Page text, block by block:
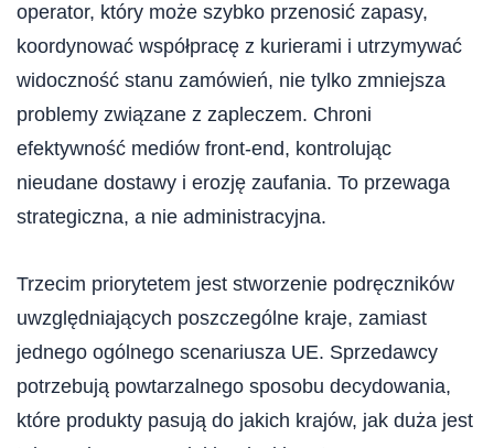
operator, który może szybko przenosić zapasy,
koordynować współpracę z kurierami i utrzymywać
widoczność stanu zamówień, nie tylko zmniejsza
problemy związane z zapleczem. Chroni
efektywność mediów front-end, kontrolując
nieudane dostawy i erozję zaufania. To przewaga
strategiczna, a nie administracyjna.
Trzecim priorytetem jest stworzenie podręczników
uwzględniających poszczególne kraje, zamiast
jednego ogólnego scenariusza UE. Sprzedawcy
potrzebują powtarzalnego sposobu decydowania,
które produkty pasują do jakich krajów, jak duża jest